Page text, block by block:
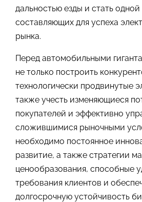
дальностью езды и стать
составляющих для успеха
рынка.
Перед автомобильными
не только построить
технологически продвинутые
также учесть изменяющиеся
покупателей и эффективно
сложившимися рыночными
необходимо постоянное
развитие, а также стратегии
ценообразования, способные
требования клиентов и
долгосрочную устойчивость